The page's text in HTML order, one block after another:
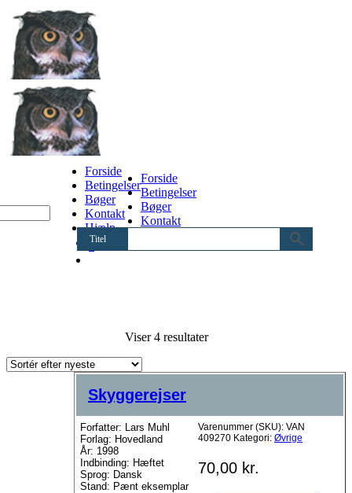
Titel
Forside
Betingelser
Bøger
Kontakt
Hjælp
Forside
Betingelser
Bøger
Kontakt
Viser 4 resultaterSorteret
Skyggerejser
Forfatter: Lars Muhl
Forlag: Hovedland
År: 1998
Indbinding: Hæftet
Sprog: Dansk
Stand: Pænt eksemplar
Varenummer (SKU): VAN
409270 Kategori: Øvrige
70,00 kr.